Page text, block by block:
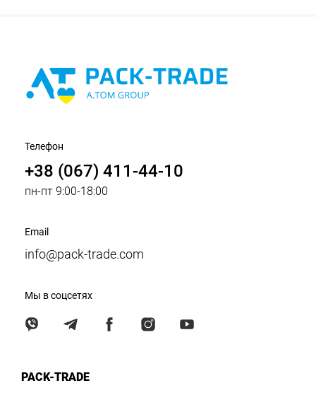
Телефон
+38 (067) 411-44-10
пн-пт 9:00-18:00
Email
info@pack-trade.com
Мы в соцсетях
PACK-TRADE